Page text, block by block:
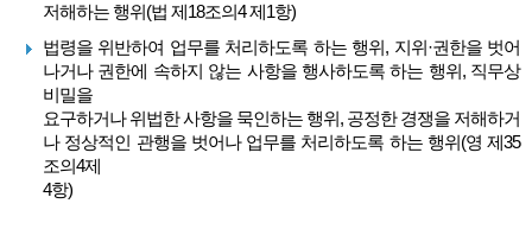
저해하는 행위(법 제18조의4 제1항)
법령을 위반하여 업무를 처리하도록 하는 행위, 지위·권한을 벗어
나거나 권한에 속하지 않는 사항을 행사하도록 하는 행위, 직무상
비밀을
요구하거나 위법한 사항을 묵인하는 행위, 공정한 경쟁을 저해하거
나 정상적인 관행을 벗어나 업무를 처리하도록 하는 행위(영 제35
조의4제
4항)